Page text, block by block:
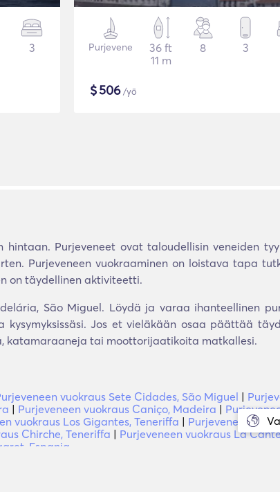
3 Purjevene
36 ft
11 m
8 3
$506/yö
Purjeveneet ovat taloudellisin veneiden
Purjeveneen vuokraaminen on loistava tapa
on täydellinen aktiviteetti.
São Miguel. Löydä ja varaa ihanteellinen
Jos et vieläkään osaa päättää
katamaraaneja tai moottorijaatikoita matkallesi.
vuokraus Sete Cidades, São Miguel |
| Purjeveneen vuokraus Caniço, Madeira |
vuokraus Los Gigantes, Teneriffa | Purjeveneen
Chirche, Teneriffa | Purjeveneen vuokraus La
Espanja